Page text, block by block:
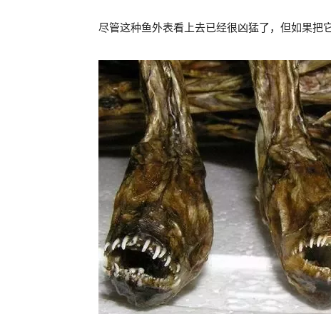
尽管这种鱼外表看上去已经很凶猛了，但如果把